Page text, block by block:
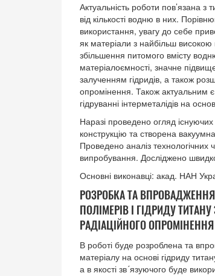
Актуальність роботи пов’язана з
від кількості водню в них.
використання, увагу до себе
як матеріали з найбільш
збільшення питомого вмісту
матеріалоємності, значне
залученням гідридів, а також
опромінення. Також актуальним є
гідруванні інтерметалідів на
Наразі проведено огляд
конструкцію та створена
Проведено аналіз
випробування. Досліджено
Основні виконавці: акад. НАН
РОЗРОБКА ТА
ПОЛІМЕРІВ І ГІДРИДУ
РАДІАЦІЙНОГО ОПРОМІНЕННЯ
В роботі буде розроблена та
матеріалу на основі гідриду
а в якості зв´язуючого буде